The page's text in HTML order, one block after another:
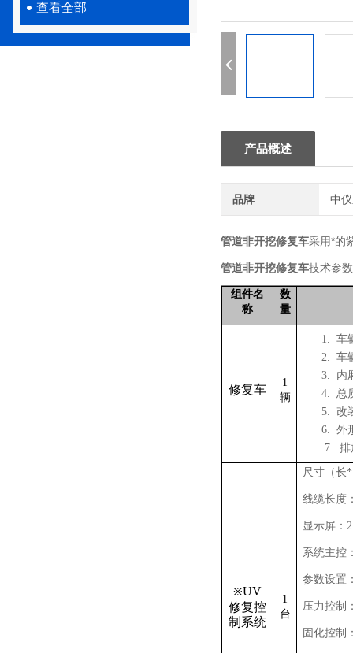
查看全部
产品概述
品牌 中
管道非开挖修复车采用*的
管道非开挖修复车技术参
组件名
称
数
量
修复车
1
辆
1. 车
2. 车
3.
内
4. 总
5. 改
6. 外
7. 排
※UV
修复控
制系统
1
台
尺寸（长*
线缆长度
显示屏：
系统主控
参数设置
压力控制
固化控制